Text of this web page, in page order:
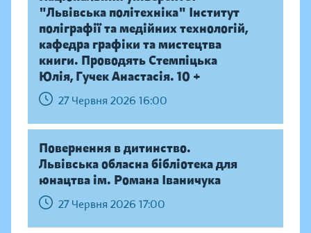
"Львівська політехніка" Інститут
поліграфії та медійних технологій,
кафедра графіки та мистецтва
книги. Проводять Стемпіцька
Юлія, Гучек Анастасія. 10 +
27 Червня 2026 16:00
Повернення в дитинство.
Львівська обласна бібліотека для
юнацтва ім. Романа Іваничука
27 Червня 2026 17:00